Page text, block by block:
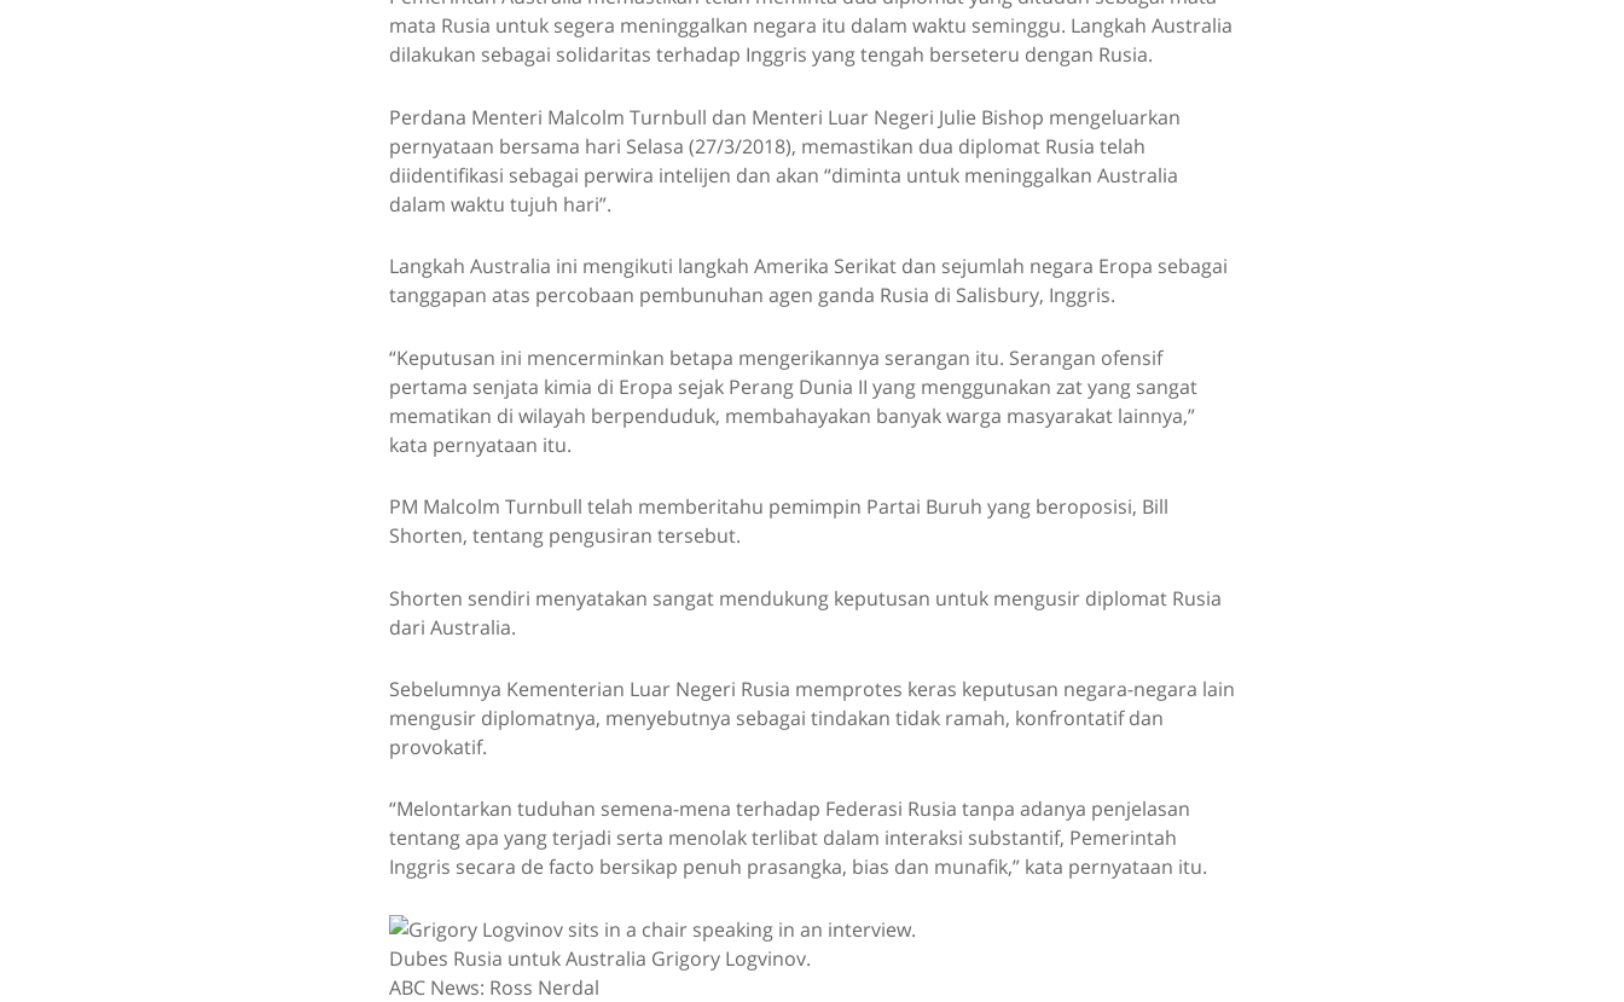
mata Rusia untuk segera meninggalkan negara itu dalam waktu seminggu. Langkah Australia
dilakukan sebagai solidaritas terhadap Inggris yang tengah berseteru dengan Rusia.
Perdana Menteri Malcolm Turnbull dan Menteri Luar Negeri Julie Bishop mengeluarkan
pernyataan bersama hari Selasa (27/3/2018), memastikan dua diplomat Rusia telah
diidentifikasi sebagai perwira intelijen dan akan “diminta untuk meninggalkan Australia
dalam waktu tujuh hari”.
Langkah Australia ini mengikuti langkah Amerika Serikat dan sejumlah negara Eropa sebagai
tanggapan atas percobaan pembunuhan agen ganda Rusia di Salisbury, Inggris.
“Keputusan ini mencerminkan betapa mengerikannya serangan itu. Serangan ofensif
pertama senjata kimia di Eropa sejak Perang Dunia II yang menggunakan zat yang sangat
mematikan di wilayah berpenduduk, membahayakan banyak warga masyarakat lainnya,”
kata pernyataan itu.
PM Malcolm Turnbull telah memberitahu pemimpin Partai Buruh yang beroposisi, Bill
Shorten, tentang pengusiran tersebut.
Shorten sendiri menyatakan sangat mendukung keputusan untuk mengusir diplomat Rusia
dari Australia.
Sebelumnya Kementerian Luar Negeri Rusia memprotes keras keputusan negara-negara lain
mengusir diplomatnya, menyebutnya sebagai tindakan tidak ramah, konfrontatif dan
provokatif.
“Melontarkan tuduhan semena-mena terhadap Federasi Rusia tanpa adanya penjelasan
tentang apa yang terjadi serta menolak terlibat dalam interaksi substantif, Pemerintah
Inggris secara de facto bersikap penuh prasangka, bias dan munafik,” kata pernyataan itu.
Dubes Rusia untuk Australia Grigory Logvinov.
ABC News: Ross Nerdal